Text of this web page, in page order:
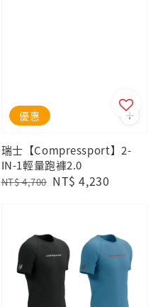
優惠
瑞士【Compressport】2-
IN-1輕量跑褲2.0
Regular
NT$ 4,700 Sale
NT$ 4,230